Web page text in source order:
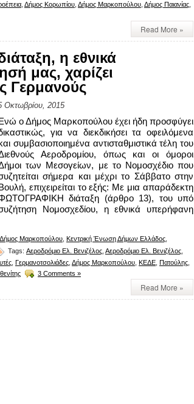
Δήμος Κορωπίου Δήμος Μαρκοπούλου Δήμος Παιανίας
Read More »
η εθνικά
μας, χαρίζει
Γερμανούς
Οκτωβρίου, 2015
ο Δήμος Μαρκοπούλου έχει ήδη προσφύγει
για να διεκδικήσει τα οφειλόμενα
συμβασιοποιημένα αντισταθμιστικά τέλη του
Αεροδρομίου, όπως και οι όμοροι
των Μεσογείων, με το Νομοσχέδιο που
σήμερα και μέχρι το Σάββατο στην
επιχειρείται το εξής: Με μια απαράδεκτη
διάταξη (άρθρο 13), του υπό
Νομοσχεδίου, η εθνικά υπερήφανη
Δήμος Μαρκοπούλου Κεντρική Ένωση Δήμων Ελλάδος
Tags: Αεροδρόμιο Ελ. Βενιζέλος Αεροδρόμιο Ελ. Βενιζέλος
Γερμανοτσολιάδες Δήμος Μαρκοπούλου ΚΕΔΕ Πατούλης
3 Comments »
Read More »